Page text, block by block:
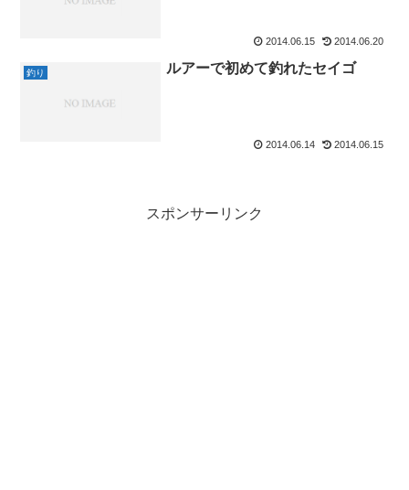
2014.06.15 2014.06.20
釣り ルアーで初めて釣れたセイゴ
2014.06.14 2014.06.15
スポンサーリンク